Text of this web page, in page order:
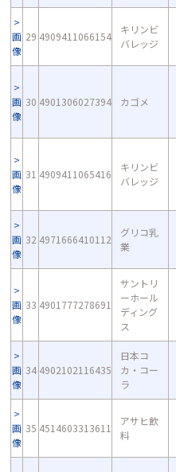
画
像
29 4909411066154
キリンビ
バレッジ
画
像
30 4901306027394 カゴメ
画
像
31 4909411065416
キリンビ
バレッジ
画
像
32 4971666410112
グリコ乳
業
画
像
33 4901777278691
サントリ
ーホール
ディング
ス
画
像
34 4902102116435
日本コ
カ・コー
ラ
画
像
35 4514603313611
アサヒ飲
料